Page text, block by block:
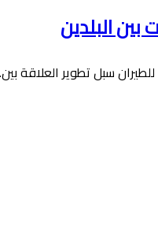
البلدين
سبل تطوير العلاقة